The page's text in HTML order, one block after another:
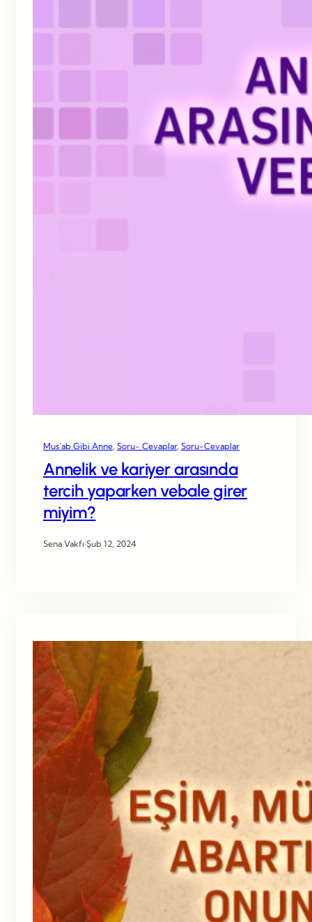
Mus’ab Gibi Anne Soru- Cevaplar, Soru-Cevaplar
Annelik ve kariyer arasında
tercih yaparken vebale girer
miyim?
Sena Vakfı·Şub 12, 2024